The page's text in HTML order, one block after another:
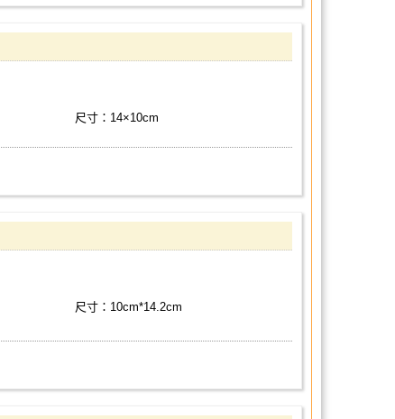
尺寸：14×10cm
尺寸：10cm*14.2cm